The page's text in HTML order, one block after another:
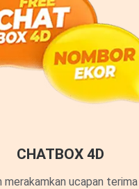
CHATBOX 4D
merakamkan ucapan